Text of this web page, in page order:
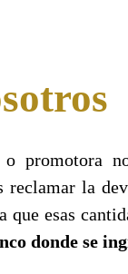
o promotora
reclamar la
que esas
donde se